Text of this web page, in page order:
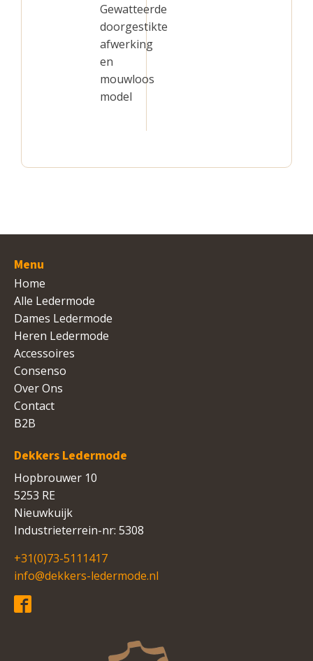
Gewatteerde
doorgestikte
afwerking
en
mouwloos
model
Menu
Home
Alle Ledermode
Dames Ledermode
Heren Ledermode
Accessoires
Consenso
Over Ons
Contact
B2B
Dekkers Ledermode
Hopbrouwer 10
5253 RE
Nieuwkuijk
Industrieterrein-nr: 5308
+31(0)73-5111417
info@dekkers-ledermode.nl